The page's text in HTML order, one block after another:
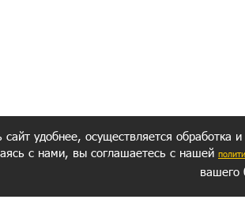
удобнее, осуществляется обработка
с нами, вы соглашаетесь с нашей
вашего